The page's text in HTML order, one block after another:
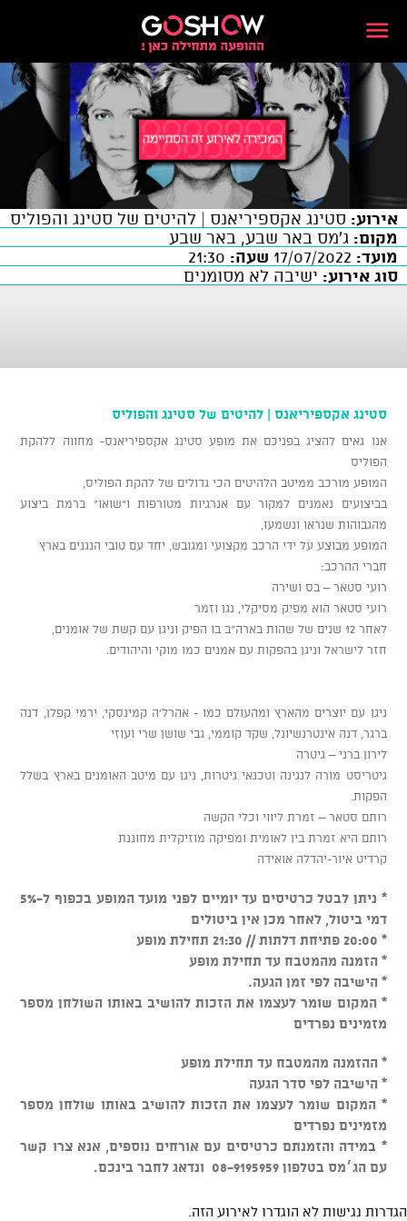
אירוע: סטינג אקספיריאנס | להיטים של סטינג והפוליס
מקום: ג'מס באר שבע, באר שבע
מועד:
שעה:
סוג אירוע: ישיבה לא מסומנים
סטינג אקספיריאנס | להיטים של סטינג והפוליס
אנו גאים להציג בפניכם את מופע סטינג אקספיריאנס- מחווה ללהקת
הפוליס
המופע מורכב ממיטב הלהיטים הכי גדולים של להקת הפוליס,
בביצועים נאמנים למקור עם אנרגיות מטורפות ו"שואו" ברמת ביצוע
מהגבוהות שנראו ונשמעו,
המופע מבוצע על ידי הרכב מקצועי ומגובש, יחד עם טובי הנגנים בארץ
חברי ההרכב:
רועי סטאר – בס ושירה
רועי סטאר הוא מפיק מסיקלי, נגן וזמר
לאחר 12 שנים של שהות בארה"ב בו הפיק וניגן עם קשת של אומנים,
חזר לישראל וניגן בהפקות עם אמנים כמו מוקי והיהודים.
ניגן עם יוצרים מהארץ ומהעולם כמו - אהרל'ה קמינסקי, ירמי קפלן, דנה
ברגר, דנה אינטרנשיונל, שקד קוממי, גבי שושן שרי ועוזי
לירון ברני – גיטרה
גיטריסט מורה לנגינה וטכנאי גיטרות, ניגן עם מיטב האומנים בארץ בשלל
הפקות.
רותם סטאר – זמרת ליווי וכלי הקשה
רותם היא זמרת בין לאומית ומפיקה מוזיקלית מחוננת
קרדיט איור-יהדלה אואידה
* ניתן לבטל כרטיסים עד יומיים לפני מועד המופע בכפוף ל-5%
דמי ביטול, לאחר מכן אין ביטולים
* 20:00 פתיחת דלתות // 21:30 תחילת מופע
* הזמנה מהמטבח עד תחילת מופע
* הישיבה לפי זמן הגעה.
* המקום שומר לעצמו את הזכות להושיב באותו השולחן מספר
מזמינים נפרדים
* ההזמנה מהמטבח עד תחילת מופע
* הישיבה לפי סדר הגעה
* המקום שומר לעצמו את הזכות להושיב באותו שולחן מספר
מזמינים נפרדים
* במידה והזמנתם כרטיסים עם אורחים נוספים, אנא צרו קשר
עם הג׳מס בטלפון 08-9195959 ונדאג לחבר בינכם.
הגדרות נגישות לא הוגדרו לאירוע הזה.